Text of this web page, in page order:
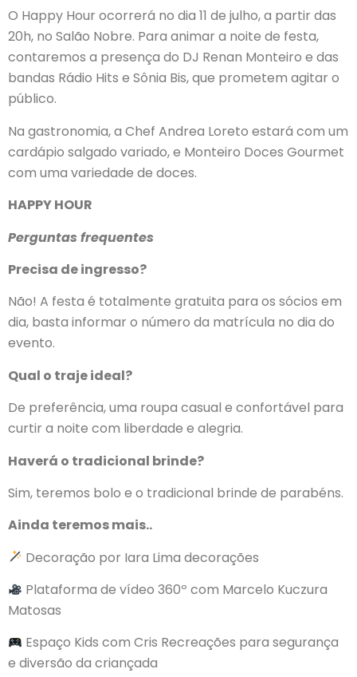
O Happy Hour ocorrerá no dia 11 de julho, a partir das
20h, no Salão Nobre. Para animar a noite de festa,
contaremos a presença do DJ Renan Monteiro e das
bandas Rádio Hits e Sônia Bis, que prometem agitar o
público.
Na gastronomia, a Chef Andrea Loreto estará com um
cardápio salgado variado, e Monteiro Doces Gourmet
com uma variedade de doces.
HAPPY HOUR
Perguntas frequentes
Precisa de ingresso?
Não! A festa é totalmente gratuita para os sócios em
dia, basta informar o número da matrícula no dia do
evento.
Qual o traje ideal?
De preferência, uma roupa casual e confortável para
curtir a noite com liberdade e alegria.
Haverá o tradicional brinde?
Sim, teremos bolo e o tradicional brinde de parabéns.
Ainda teremos mais..
Decoração por Iara Lima decorações
Plataforma de vídeo 360º com Marcelo Kuczura
Matosas
Espaço Kids com Cris Recreações para segurança
e diversão da criançada